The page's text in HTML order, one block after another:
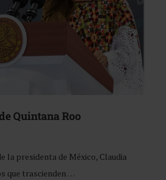
Quintana Roo
la presidenta de México, Claudia
que trascienden …